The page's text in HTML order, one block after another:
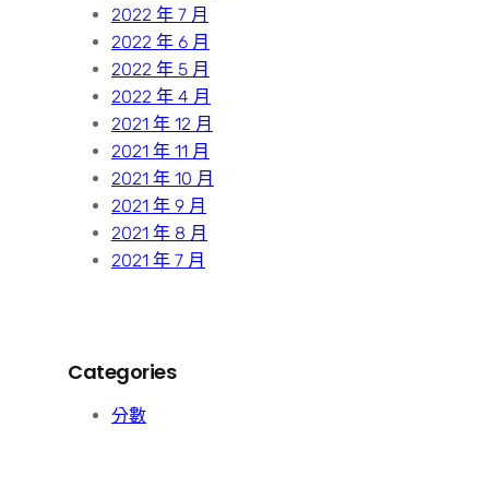
2022 年 7 月
2022 年 6 月
2022 年 5 月
2022 年 4 月
2021 年 12 月
2021 年 11 月
2021 年 10 月
2021 年 9 月
2021 年 8 月
2021 年 7 月
Categories
分數